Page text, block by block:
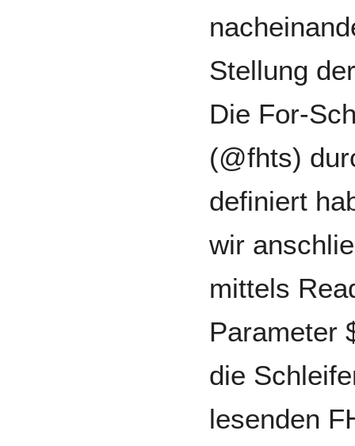
Stellung
Die For-
(@fhts)
definiert
wir
mittels
Parameter
die
lesenden